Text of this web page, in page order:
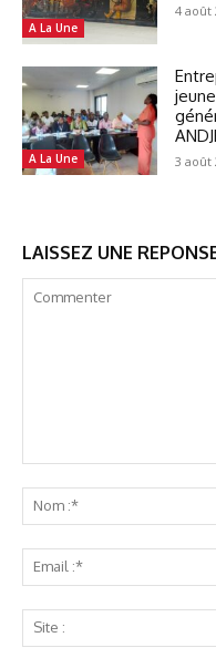
A La Une
4 août
A La Une 3 août
LAISSEZ UNE